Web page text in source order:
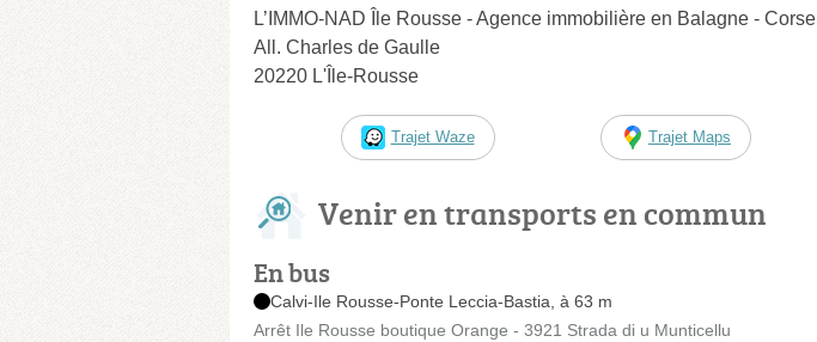
L’IMMO-NAD Île Rousse - Agence immobilière en Balagne - Corse
All. Charles de Gaulle
20220 L'Île-Rousse
Trajet Waze Trajet Maps
Venir en transports en commun
En bus
Calvi-Ile Rousse-Ponte Leccia-Bastia, à 63 m
Arrêt Ile Rousse boutique Orange - 3921 Strada di u Munticellu